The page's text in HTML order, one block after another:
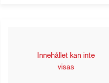
Innehållet kan inte
visas